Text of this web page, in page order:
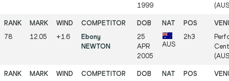
1999
78 12.05 +1.6
Ebony
NEWTON
25
APR
2005
AUS
2h3